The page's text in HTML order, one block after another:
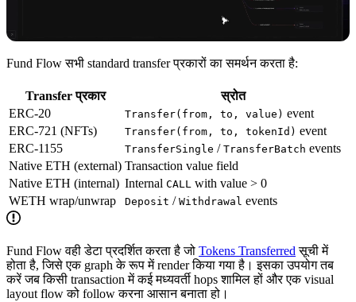
Fund Flow सभी standard transfer प्रकारों का समर्थन करता है:
Transfer प्रकार
स्रोत
ERC-20
Transfer(from, to, value) event
ERC-721 (NFTs)
Transfer(from, to, tokenId) event
ERC-1155
TransferSingle / TransferBatch events
Native ETH (external) Transaction value field
Native ETH (internal) Internal CALL with value > 0
WETH wrap/unwrap
Deposit / Withdrawal events
Fund Flow वही डेटा प्रदर्शित करता है जो Tokens Transferred सूची में
होता है, जिसे एक graph के रूप में render किया गया है। इसका उपयोग तब
करें जब किसी transaction में कई मध्यवर्ती hops शामिल हों और एक visual
layout flow को follow करना आसान बनाता हो।